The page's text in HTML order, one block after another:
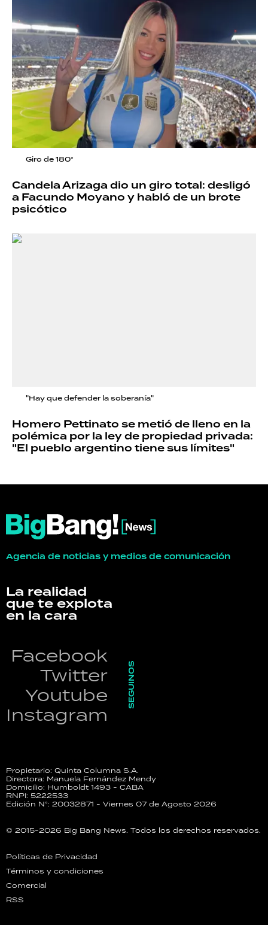
Giro de 180°
Candela Arizaga dio un giro total: desligó
a Facundo Moyano y habló de un brote
psicótico
"Hay que defender la soberanía"
Homero Pettinato se metió de lleno en la
polémica por la ley de propiedad privada:
"El pueblo argentino tiene sus límites"
Agencia de noticias y medios de comunicación
La realidad
que te explota
en la cara
Facebook
Twitter
Youtube
Instagram
SEGUINOS
Propietario: Quinta Columna S.A.
Directora: Manuela Fernández Mendy
Domicilio: Humboldt 1493 - CABA
RNPI: 5222533
Edición N°: 20032871 - Viernes 07 de Agosto 2026
© 2015-2026 Big Bang News. Todos los derechos reservados.
Políticas de Privacidad
Términos y condiciones
Comercial
RSS